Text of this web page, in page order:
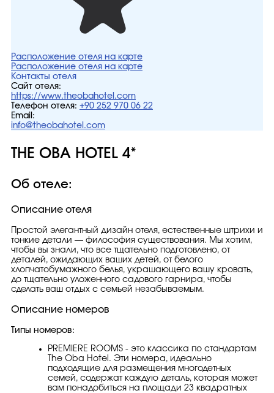
Расположение отеля на карте
Расположение отеля на карте
Контакты отеля
Сайт отеля:
https://www.theobahotel.com
Телефон отеля: +90 252 970 06 22
Email:
info@theobahotel.com
THE OBA HOTEL 4*
Об отеле:
Описание отеля
Простой элегантный дизайн отеля, естественные штрихи и
тонкие детали — философия существования. Мы хотим,
чтобы вы знали, что все тщательно подготовлено, от
деталей, ожидающих ваших детей, от белого
хлопчатобумажного белья, украшающего вашу кровать,
до тщательно уложенного садового гарнира, чтобы
сделать ваш отдых с семьей незабываемым.
Описание номеров
Типы номеров:
PREMİERE ROOMS - это классика по стандартам
The Oba Hotel. Эти номера, идеально
подходящие для размещения многодетных
семей, содержат каждую деталь, которая может
вам понадобиться на площади 23 квадратных